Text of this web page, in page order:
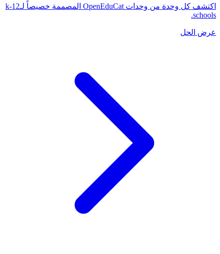
اكتشف كل وحدة من وحدات OpenEduCat المصممة خصيصاً لـk-12
schools.
عرض الحل